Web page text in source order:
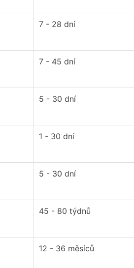
7 - 28 dní
7 - 45 dní
5 - 30 dní
1 - 30 dní
5 - 30 dní
45 - 80 týdnů
12 - 36 měsíců